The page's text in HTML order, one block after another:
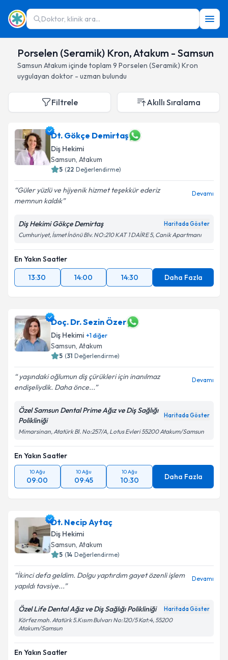
Doktor, klinik ara...
Porselen (Seramik) Kron, Atakum - Samsun
Samsun Atakum içinde toplam 9 Porselen (Seramik) Kron
uygulayan doktor - uzman bulundu
Filtrele Akıllı Sıralama
Dt. Gökçe Demirtaş
Diş Hekimi
Samsun, Atakum
5 (22 Değerlendirme)
Güler yüzlü ve hijyenik hizmet teşekkür ederiz
memnun kaldık
Devamı
Diş Hekimi Gökçe Demirtaş Haritada Göster
Cumhuriyet, İsmet İnönü Blv. NO:210 KAT 1 DAİRE 5, Canik Apartmanı
En Yakın Saatler
13:30
14:00 14:30 Daha Fazla
Doç. Dr. Sezin Özer
Diş Hekimi +1diğer
Samsun, Atakum
5 (31 Değerlendirme)
yaşındaki oğlumun diş çürükleri için inanılmaz
endişeliydik. Daha önce...
Devamı
Özel Samsun Dental Prime Ağız ve Diş Sağlığı
Polikliniği
Haritada Göster
Mimarsinan, Atatürk Bl. No:257/A, Lotus Evleri 55200 Atakum/Samsun
En Yakın Saatler
10 Ağu
09:00
10 Ağu
09:45
10 Ağu
10:30 Daha Fazla
Dt. Necip Aytaç
Diş Hekimi
Samsun, Atakum
5 (14 Değerlendirme)
İkinci defa geldim. Dolgu yaptırdım gayet özenli işlem
yapıldı tavsiye...
Devamı
Özel Life Dental Ağız ve Diş Sağlığı Polikliniği Haritada Göster
Körfez mah. Atatürk 5.Kısım Bulvarı No:120/5 Kat:4, 55200
Atakum/Samsun
En Yakın Saatler